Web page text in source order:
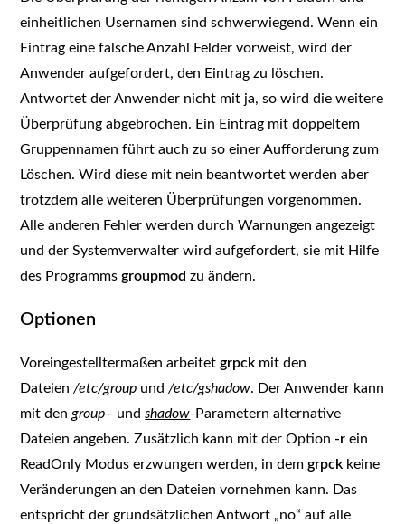
einheitlichen Usernamen sind schwerwiegend. Wenn ein
Eintrag eine falsche Anzahl Felder vorweist, wird der
Anwender aufgefordert, den Eintrag zu löschen.
Antwortet der Anwender nicht mit ja, so wird die weitere
Überprüfung abgebrochen. Ein Eintrag mit doppeltem
Gruppennamen führt auch zu so einer Aufforderung zum
Löschen. Wird diese mit nein beantwortet werden aber
trotzdem alle weiteren Überprüfungen vorgenommen.
Alle anderen Fehler werden durch Warnungen angezeigt
und der Systemverwalter wird aufgefordert, sie mit Hilfe
des Programmsgroupmod zu ändern.
Optionen
Voreingestelltermaßen arbeitetgrpck mit den
Dateien /etc/group und /etc/gshadow. Der Anwender kann
mit den group– undshadow-Parametern alternative
Dateien angeben. Zusätzlich kann mit der Option -r ein
ReadOnly Modus erzwungen werden, in demgrpck keine
Veränderungen an den Dateien vornehmen kann. Das
entspricht der grundsätzlichen Antwort „no“ auf alle